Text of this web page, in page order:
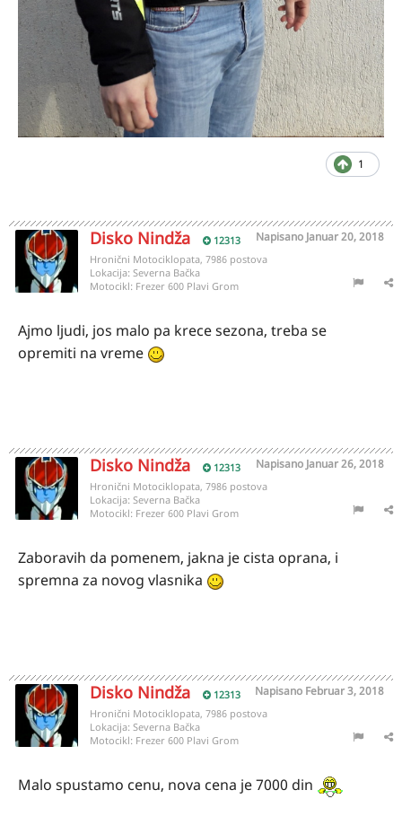
1
Disko Nindža 12313 Napisano Januar 20, 2018
Hronični Motociklopata, 7986 postova
Lokacija: Severna Bačka
Motocikl: Frezer 600 Plavi Grom
Ajmo ljudi, jos malo pa krece sezona, treba se
opremiti na vreme
Disko Nindža 12313 Napisano Januar 26, 2018
Hronični Motociklopata, 7986 postova
Lokacija: Severna Bačka
Motocikl: Frezer 600 Plavi Grom
Zaboravih da pomenem, jakna je cista oprana, i
spremna za novog vlasnika
Disko Nindža 12313 Napisano Februar 3, 2018
Hronični Motociklopata, 7986 postova
Lokacija: Severna Bačka
Motocikl: Frezer 600 Plavi Grom
Malo spustamo cenu, nova cena je 7000 din